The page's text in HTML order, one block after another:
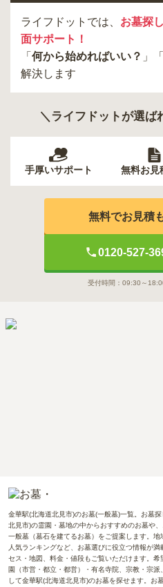
ライフドットでは、 お墓探
面サポート！
「 何から始めればいい？ 」「
解決します
＼ライフドットが選ば
手厚いサポート 無料お見
無料でお見積
0120-527-
受付時間： 09:30～
金華駅(北海道北見市)のお墓(一般墓)一覧。お墓
北見市)の霊園・墓地の中からおすすめのお墓や
一般墓（墓石を建てるお墓）をご提案します。
人気ランキングなど、お墓選びに役立つ情報が
セス・地図、料金・値段もご覧いただけます。
園（市営・都立・都営）・有名寺院、宗教・宗
して金華駅(北海道北見市)のお墓を探せます。お